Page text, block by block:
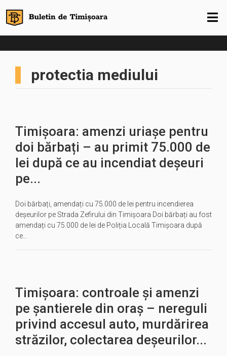
protectia mediului
Timișoara: amenzi uriașe pentru
doi bărbați – au primit 75.000 de
lei după ce au incendiat deșeuri
pe...
Doi bărbați, amendați cu 75.000 de lei pentru incendierea
deșeurilor pe Strada Zefirului din Timișoara Doi bărbați au fost
amendați cu 75.000 de lei de Poliția Locală Timișoara după
ce…
Timișoara: controale și amenzi
pe șantierele din oraș – nereguli
privind accesul auto, murdărirea
străzilor, colectarea deșeurilor...